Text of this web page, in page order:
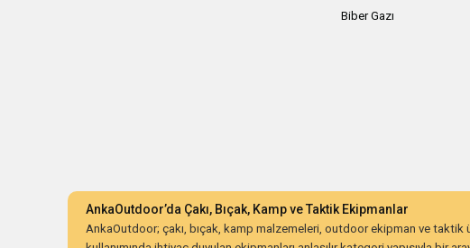
Biber Gazı
AnkaOutdoor’da Çakı, Bıçak, Kamp ve Taktik Ekipmanlar
AnkaOutdoor; çakı, bıçak, kamp malzemeleri, outdoor ekipman ve taktik